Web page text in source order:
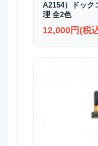
A2154）ドック
理 全2色
12,000円(税